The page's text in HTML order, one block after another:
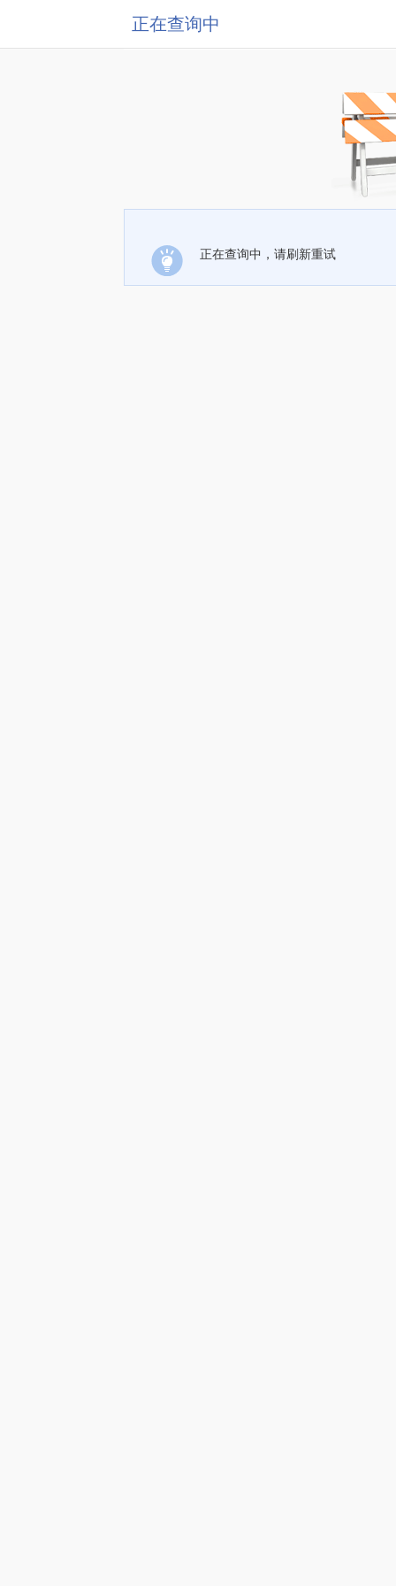
正在查询中
正在查询中，请刷新重试